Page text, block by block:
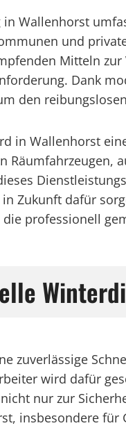
in Wallenhorst
und
Mitteln
Dank
den
in Wallenhorst
Zukunft dafür
professionell
zuverlässige
wird dafür
nur zur
insbesondere